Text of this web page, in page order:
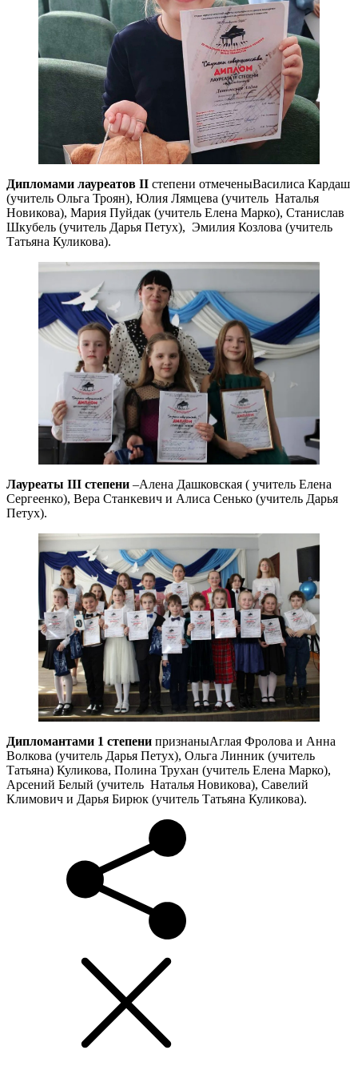
Дипломами лауреатов II степени отмеченыВасилиса Кардаш
(учитель Ольга Троян), Юлия Лямцева (учитель Наталья
Новикова), Мария Пуйдак (учитель Елена Марко), Станислав
Шкубель (учитель Дарья Петух), Эмилия Козлова (учитель
Татьяна Куликова).
Лауреаты III степени –Алена Дашковская ( учитель Елена
Сергеенко), Вера Станкевич и Алиса Сенько (учитель Дарья
Петух).
Дипломантами 1 степени признаныАглая Фролова и Анна
Волкова (учитель Дарья Петух), Ольга Линник (учитель
Татьяна) Куликова, Полина Трухан (учитель Елена Марко),
Арсений Белый (учитель Наталья Новикова), Савелий
Климович и Дарья Бирюк (учитель Татьяна Куликова).